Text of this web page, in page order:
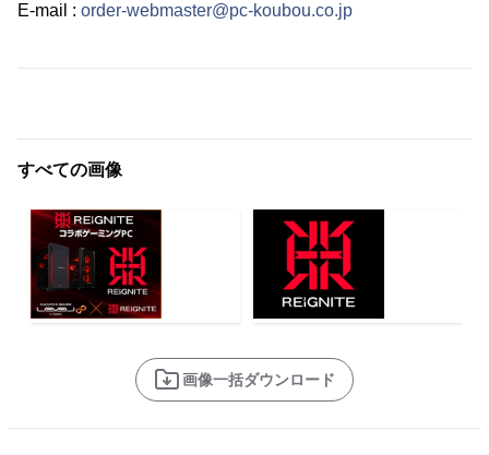
E-mail : order-webmaster@pc-koubou.co.jp
すべての画像
画像一括ダウンロード